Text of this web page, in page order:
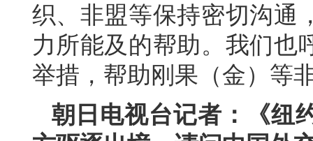
织、非盟等保持密切沟通
力所能及的帮助。我们也
举措，帮助刚果（金）等
朝日电视台记者：《纽